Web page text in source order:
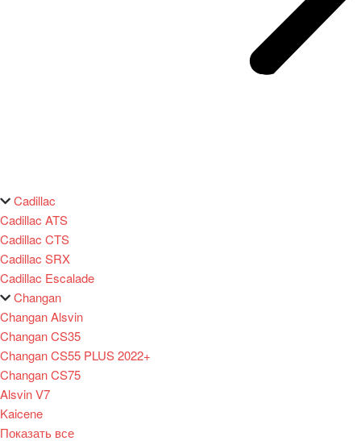
Cadillac
Cadillac ATS
Cadillac CTS
Cadillac SRX
Cadillac Escalade
Changan
Changan Alsvin
Changan CS35
Changan CS55 PLUS 2022+
Changan CS75
Alsvin V7
Kaicene
Показать все